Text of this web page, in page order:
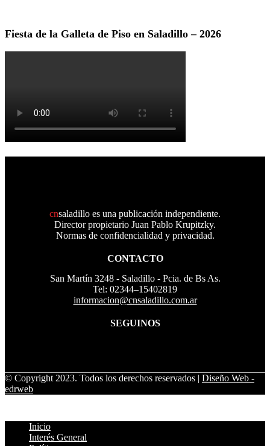
Fiesta de la Galleta de Piso en Saladillo – 2026
cnsaladillo es una publicación independiente.
Director propietario Juan Pablo Krupitzky.
Normas de confidencialidad y privacidad.
CONTACTO
San Martín 3248 - Saladillo - Pcia. de Bs As.
Tel: 02344–15402819
informacion@cnsaladillo.com.ar
SEGUINOS
© Copyright 2023. Todos los derechos reservados | Diseño Web -
edrweb
Inicio
Interés General